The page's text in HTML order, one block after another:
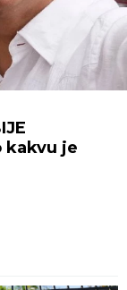
kakvu je